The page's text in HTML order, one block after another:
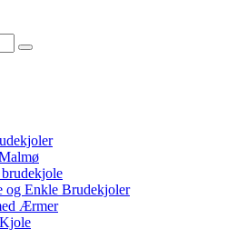
og Enkle Brudekjoler
Ærmer